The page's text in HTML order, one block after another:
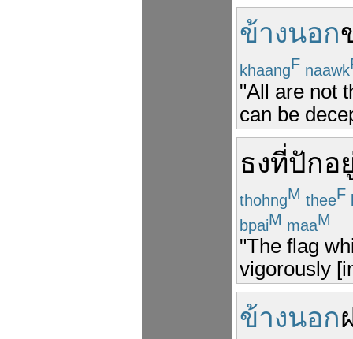
ข้างนอก
khaangF naawk
"All are not
can be
ธงที่ปักอ
thohngM theeF
bpaiM maaM
"The flag
vigorously
ข้างนอก